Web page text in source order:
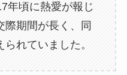
年頃に熱愛が報じ
際期間が長く、同
れていました。